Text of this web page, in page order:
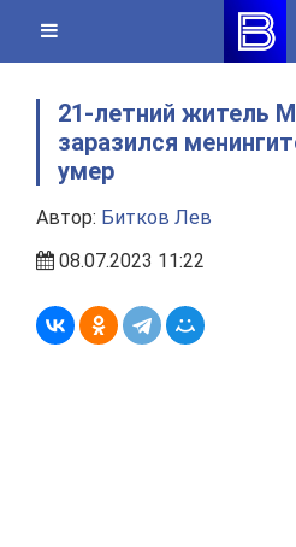
content
21-летний житель
заразился
умер
Автор: Битков Лев
08.07.2023 11:22